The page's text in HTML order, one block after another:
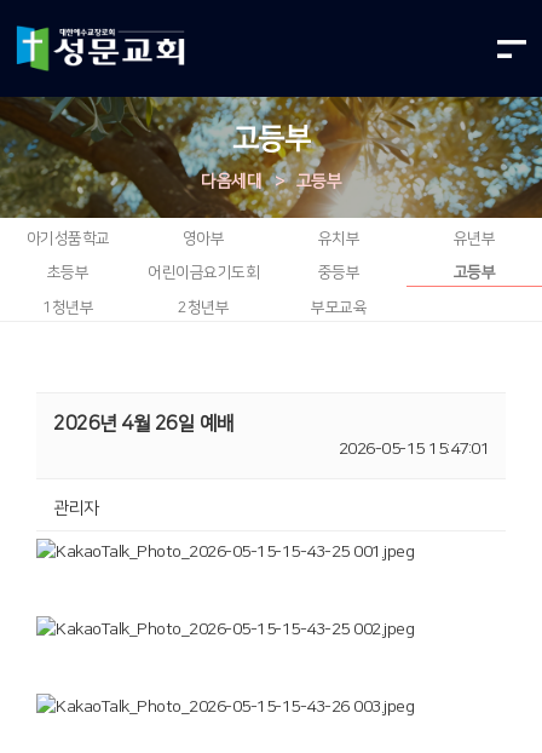
고등부
다음세대 > 고등부
아기성품학교 영아부 유치부
유년부
초등부
어린이금요기도회 중등부 고등부
1청년부 2청년부 부모교육
2026년 4월 26일 예배
2026-05-15 15:47:01
관리자